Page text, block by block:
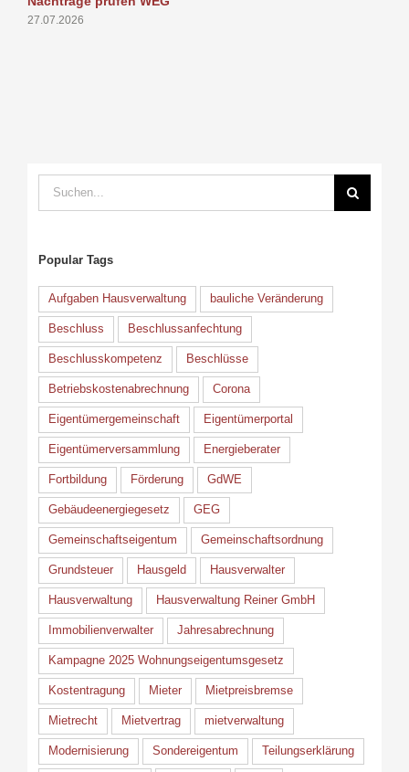
27.07.2026
Suche
nach:
Popular Tags
Aufgaben Hausverwaltung bauliche Veränderung
Beschluss Beschlussanfechtung
Beschlusskompetenz Beschlüsse
Betriebskostenabrechnung Corona
Eigentümergemeinschaft Eigentümerportal
Eigentümerversammlung Energieberater
Fortbildung Förderung GdWE
Gebäudeenergiegesetz GEG
Gemeinschaftseigentum Gemeinschaftsordnung
Grundsteuer Hausgeld Hausverwalter
Hausverwaltung Hausverwaltung Reiner GmbH
Immobilienverwalter Jahresabrechnung
Kampagne 2025 Wohnungseigentumsgesetz
Kostentragung Mieter Mietpreisbremse
Mietrecht Mietvertrag mietverwaltung
Modernisierung Sondereigentum Teilungserklärung